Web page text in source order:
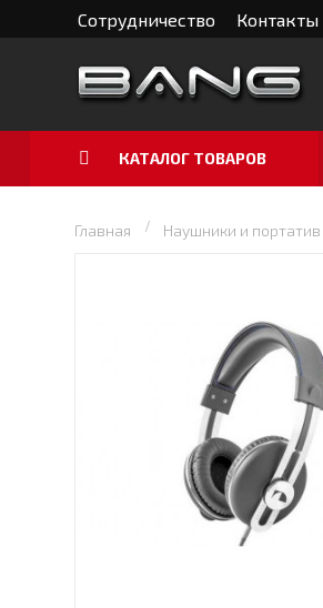
Сотрудничество Контакты
КАТАЛОГ ТОВАРОВ
Главная Наушники и портатив